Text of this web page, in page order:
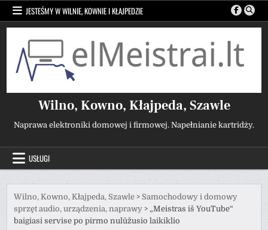
Przejdź
treści
JESTEŚMY W WILNIE, KOWNIE I KŁAJPEDZIE
Wilno, Kowno, Kłajpeda, Szawle
Naprawa elektroniki domowej i firmowej. Napełnianie kartridży.
USŁUGI
Wilno, Kowno, Kłajpeda, Szawle > Samochodowy i domowy
sprzęt audio, urządzenia, naprawy >„Meistras iš YouTube“
baigiasi servise po pirmo nulūžusio laikiklio